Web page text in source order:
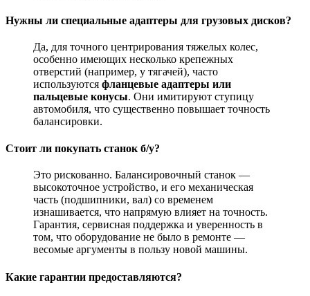
Нужны ли специальные адаптеры для грузовых дисков?
Да, для точного центрирования тяжелых колес,
особенно имеющих несколько крепежных
отверстий (например, у тягачей), часто
используются фланцевые адаптеры или
пальцевые конусы. Они имитируют ступицу
автомобиля, что существенно повышает точность
балансировки.
Стоит ли покупать станок б/у?
Это рискованно. Балансировочный станок —
высокоточное устройство, и его механическая
часть (подшипники, вал) со временем
изнашивается, что напрямую влияет на точность.
Гарантия, сервисная поддержка и уверенность в
том, что оборудование не было в ремонте —
весомые аргументы в пользу новой машины.
Какие гарантии предоставляются?